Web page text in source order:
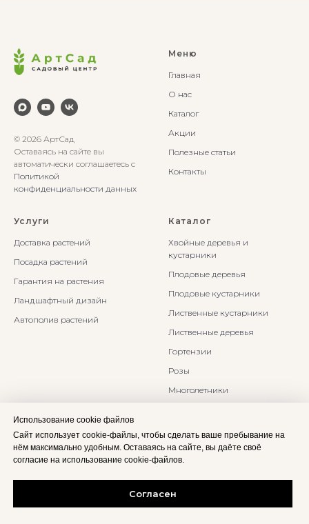
© 2026 АртСад
Оставаясь на сайте вы
автоматически соглашаетесь с
Политикой
конфиденциальности данных
Меню
Главная
О нас
Каталог
Акции
Полезные статьи
Контакты
Услуги
Доставка растений
Посадка растений
Гарантия на растения
Ландшафтный дизайн
Автополив растений
Каталог
Хвойные деревья и
кустарники
Плодовые деревья
Плодовые кустарники
Лиственные кустарники
Лиственные деревья
Гортензии
Розы
Многолетники
Использование cookie файлов
Сайт использует cookie-файлы, чтобы сделать ваше пребывание на
нём максимально удобным. Оставаясь на сайте, вы даёте своё
согласие на использование cookie-файлов.
Согласен